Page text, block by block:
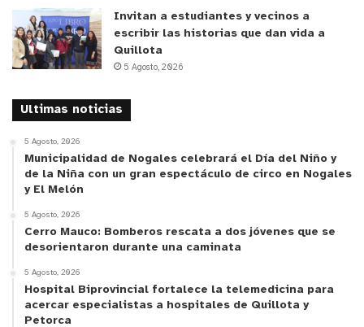
emprendedora debe realizar un aporte obligatorio
de un 2% sobre el beneficio entregado por
Sercotec.
Respecto a este programa, el Director Nacional de
tenido un compromiso histórico con el
empoderamiento y autonomía de las mujeres, por
eso nos enorgullece decir que en los últimos cinco
años, el 56% de los emprendimientos
beneficiados por nuestro servicio son liderados
mil emprendedoras que se adjudicaron alguno de
nuestros subsidios. Este año redoblamos este
Invitan a estudiantes y vecinos a
escribir las historias que dan vida a
Quillota
5 Agosto, 2026
Ultimas noticias
5 Agosto, 2026
Municipalidad de Nogales celebrará el Día del Niño y
de la Niña con un gran espectáculo de circo en Nogales
y El Melón
5 Agosto, 2026
Cerro Mauco: Bomberos rescata a dos jóvenes que se
desorientaron durante una caminata
5 Agosto, 2026
Hospital Biprovincial fortalece la telemedicina para
acercar especialistas a hospitales de Quillota y
Petorca